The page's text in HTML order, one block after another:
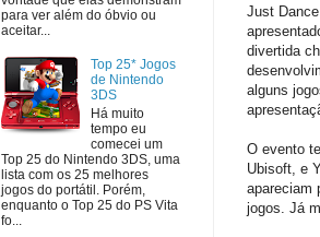
Just
divertida
alguns
O evento
Ubisoft, e
apareciam
jogos. Já
para ver além do óbvio ou
aceitar...
Top 25* Jogos
de Nintendo
3DS
Há muito
tempo eu
comecei um
Top 25 do Nintendo 3DS, uma
lista com os 25 melhores
jogos do portátil. Porém,
enquanto o Top 25 do PS Vita
fo...